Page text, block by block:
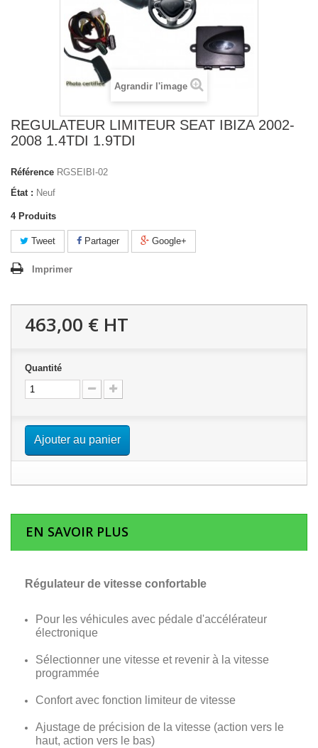
Agrandir l'image
REGULATEUR LIMITEUR SEAT IBIZA 2002-
2008 1.4TDI 1.9TDI
Référence RGSEIBI-02
État : Neuf
4 Produits
Tweet Partager Google+
Imprimer
463,00 € HT
Quantité
Ajouter au panier
EN SAVOIR PLUS
Régulateur de vitesse confortable
Pour les véhicules avec pédale d'accélérateur
électronique
Sélectionner une vitesse et revenir à la vitesse
programmée
Confort avec fonction limiteur de vitesse
Ajustage de précision de la vitesse (action vers le
haut, action vers le bas)